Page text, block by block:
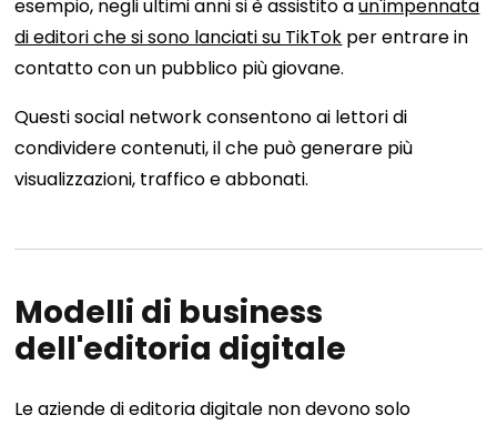
esempio, negli ultimi anni si è assistito aun'impennata
di editori che si sono lanciati su TikTok per entrare in
contatto con un pubblico più giovane.
Questi social network consentono ai lettori di
condividere contenuti, il che può generare più
visualizzazioni, traffico e abbonati.
Modelli di business
dell'editoria digitale
Le aziende di editoria digitale non devono solo